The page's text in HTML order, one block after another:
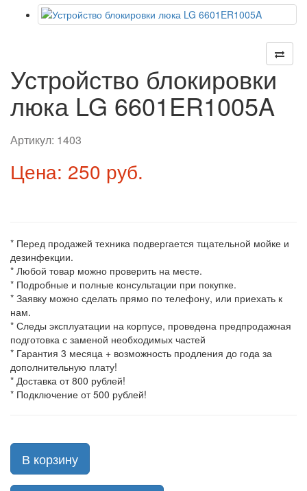
Устройство блокировки
люка LG 6601ER1005A
Артикул: 1403
Цена: 250 руб.
* Перед продажей техника подвергается тщательной мойке и
дезинфекции.
* Любой товар можно проверить на месте.
* Подробные и полные консультации при покупке.
* Заявку можно сделать прямо по телефону, или приехать к
нам.
* Следы эксплуатации на корпусе, проведена предпродажная
подготовка с заменой необходимых частей
* Гарантия 3 месяца + возможность продления до года за
дополнительную плату!
* Доставка от 800 рублей!
* Подключение от 500 рублей!
В корзину